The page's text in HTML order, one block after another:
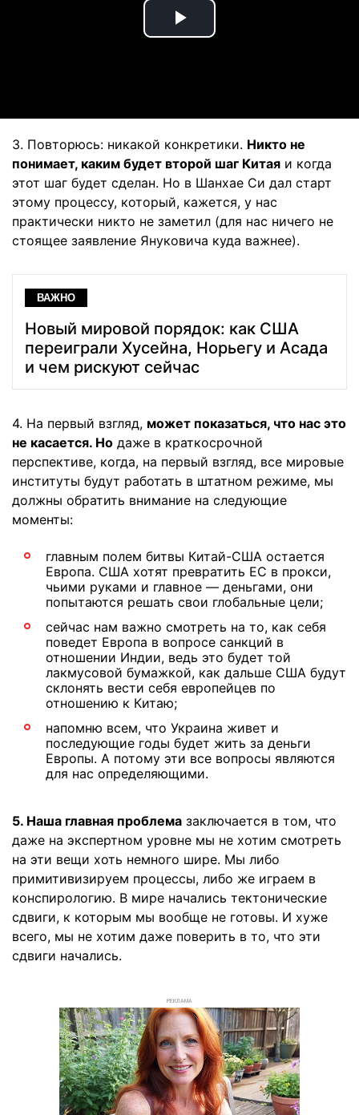
Play
3. Повторюсь: никакой конкретики. Никто не
понимает, каким будет второй шаг Китая и когда
этот шаг будет сделан. Но в Шанхае Си дал старт
этому процессу, который, кажется, у нас
практически никто не заметил (для нас ничего не
стоящее заявление Януковича куда важнее).
ВАЖНО
Новый мировой порядок: как США
переиграли Хусейна, Норьегу и Асада
и чем рискуют сейчас
4. На первый взгляд, может показаться, что нас это
не касается. Но даже в краткосрочной
перспективе, когда, на первый взгляд, все мировые
институты будут работать в штатном режиме, мы
должны обратить внимание на следующие
моменты:
главным полем битвы Китай-США остается
Европа. США хотят превратить ЕС в прокси,
чьими руками и главное — деньгами, они
попытаются решать свои глобальные цели;
сейчас нам важно смотреть на то, как себя
поведет Европа в вопросе санкций в
отношении Индии, ведь это будет той
лакмусовой бумажкой, как дальше США будут
склонять вести себя европейцев по
отношению к Китаю;
напомню всем, что Украина живет и
последующие годы будет жить за деньги
Европы. А потому эти все вопросы являются
для нас определяющими.
5. Наша главная проблема заключается в том, что
даже на экспертном уровне мы не хотим смотреть
на эти вещи хоть немного шире. Мы либо
примитивизируем процессы, либо же играем в
конспирологию. В мире начались тектонические
сдвиги, к которым мы вообще не готовы. И хуже
всего, мы не хотим даже поверить в то, что эти
сдвиги начались.
РЕКЛАМА